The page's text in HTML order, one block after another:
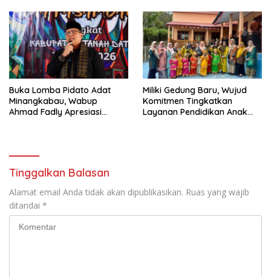
Fakta Integritas Berdasarkan
Visi dan Misi
Buka Lomba Pidato Adat
Minangkabau, Wabup
Ahmad Fadly Apresiasi
Miliki Gedung Baru, Wujud
Komitmen Tingkatkan
Layanan Pendidikan Anak
Tinggalkan Balasan
Alamat email Anda tidak akan dipublikasikan. Ruas yang wajib
ditandai *